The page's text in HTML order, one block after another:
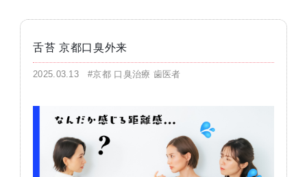
舌苔 京都口臭外来
2025.03.13#京都 口臭治療 歯医者